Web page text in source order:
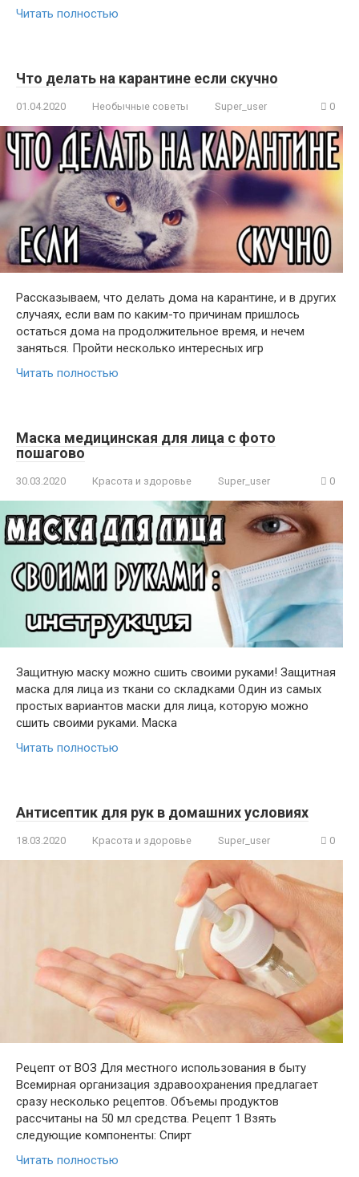
Читать полностью
Что делать на карантине если скучно
01.04.2020 Необычные советы Super_user 0
Рассказываем, что делать дома на карантине, и в других
случаях, если вам по каким-то причинам пришлось
остаться дома на продолжительное время, и нечем
заняться. Пройти несколько интересных игр
Читать полностью
Маска медицинская для лица с фото
пошагово
30.03.2020 Красота и здоровье Super_user 0
Защитную маску можно сшить своими руками! Защитная
маска для лица из ткани со складками Один из самых
простых вариантов маски для лица, которую можно
сшить своими руками. Маска
Читать полностью
Антисептик для рук в домашних условиях
18.03.2020 Красота и здоровье Super_user 0
Рецепт от ВОЗ Для местного использования в быту
Всемирная организация здравоохранения предлагает
сразу несколько рецептов. Объемы продуктов
рассчитаны на 50 мл средства. Рецепт 1 Взять
следующие компоненты: Спирт
Читать полностью